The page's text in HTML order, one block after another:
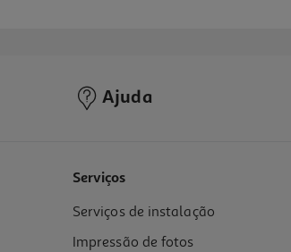
Ajuda
Serviços
Serviços de instalação
Impressão de fotos